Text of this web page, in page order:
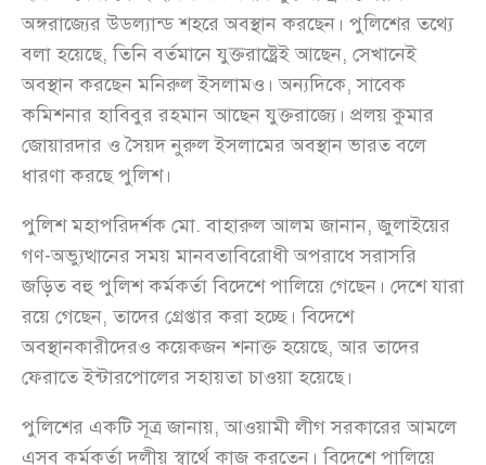
অঙ্গরাজ্যের উডল্যান্ড শহরে অবস্থান করছেন। পুলিশের তথ্যে
বলা হয়েছে, তিনি বর্তমানে যুক্তরাষ্ট্রেই আছেন, সেখানেই
অবস্থান করছেন মনিরুল ইসলামও। অন্যদিকে, সাবেক
কমিশনার হাবিবুর রহমান আছেন যুক্তরাজ্যে। প্রলয় কুমার
জোয়ারদার ও সৈয়দ নুরুল ইসলামের অবস্থান ভারত বলে
ধারণা করছে পুলিশ।
পুলিশ মহাপরিদর্শক মো. বাহারুল আলম জানান, জুলাইয়ের
গণ-অভ্যুত্থানের সময় মানবতাবিরোধী অপরাধে সরাসরি
জড়িত বহু পুলিশ কর্মকর্তা বিদেশে পালিয়ে গেছেন। দেশে যারা
রয়ে গেছেন, তাদের গ্রেপ্তার করা হচ্ছে। বিদেশে
অবস্থানকারীদেরও কয়েকজন শনাক্ত হয়েছে, আর তাদের
ফেরাতে ইন্টারপোলের সহায়তা চাওয়া হয়েছে।
পুলিশের একটি সূত্র জানায়, আওয়ামী লীগ সরকারের আমলে
এসব কর্মকর্তা দলীয় স্বার্থে কাজ করতেন। বিদেশে পালিয়ে